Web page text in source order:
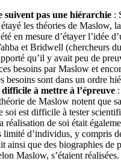
suivent pas une hiérarchie :
les théories de Maslow,
en mesure d’étayer l’idée
et Bridwell (chercheurs
qu’il y avait peu de
besoins par Maslow et
besoins sont dans un ordre
à mettre à l’épreuve
de Maslow notent que
soi est difficile à tester
réalisation de soi était
limité d’individus, y compris
ainsi que des biographies de
Maslow, s’étaient réalisées.